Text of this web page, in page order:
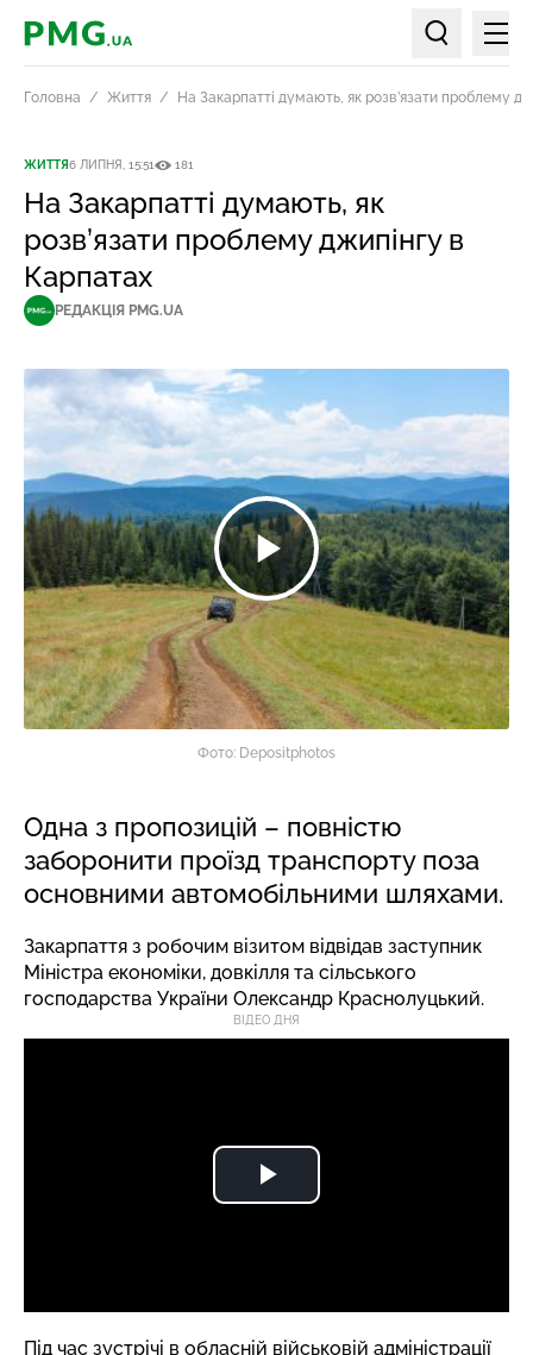
PMG.ua
Пошук по
Головна Життя На Закарпатті думають, як розв’язати проблему
ЖИТТЯ6 ЛИПНЯ, 15:51 181
На Закарпатті думають, як
розв’язати проблему джипінгу в
Карпатах
РЕДАКЦІЯ PMG.UA
Фото: Depositphotos
Одна з пропозицій – повністю
заборонити проїзд транспорту поза
основними автомобільними шляхами.
Закарпаття з робочим візитом відвідав заступник
Міністра економіки, довкілля та сільського
господарства України Олександр Краснолуцький.
ВІДЕО ДНЯ
Під час зустрічі в обласній військовій адміністрації